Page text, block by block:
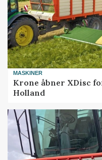
MASKINER
Krone åbner XDisc
Holland